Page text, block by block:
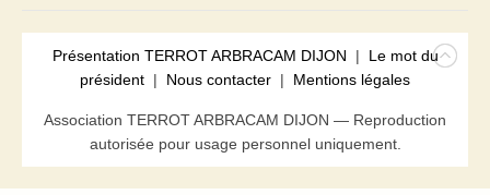
Présentation TERROT ARBRACAM DIJON | Le mot du
président | Nous contacter | Mentions légales
Association TERROT ARBRACAM DIJON — Reproduction
autorisée pour usage personnel uniquement.